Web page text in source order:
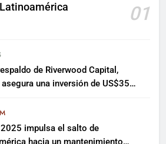
01
de Riverwood Capital,
una inversión de US$35
2025 impulsa el salto de
hacia un mantenimiento